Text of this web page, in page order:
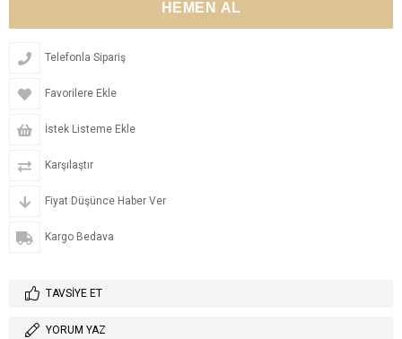
Telefonla Sipariş
Favorilere Ekle
İstek Listeme Ekle
Karşılaştır
Fiyat Düşünce Haber Ver
Kargo Bedava
TAVSIYE ET
YORUM YAZ